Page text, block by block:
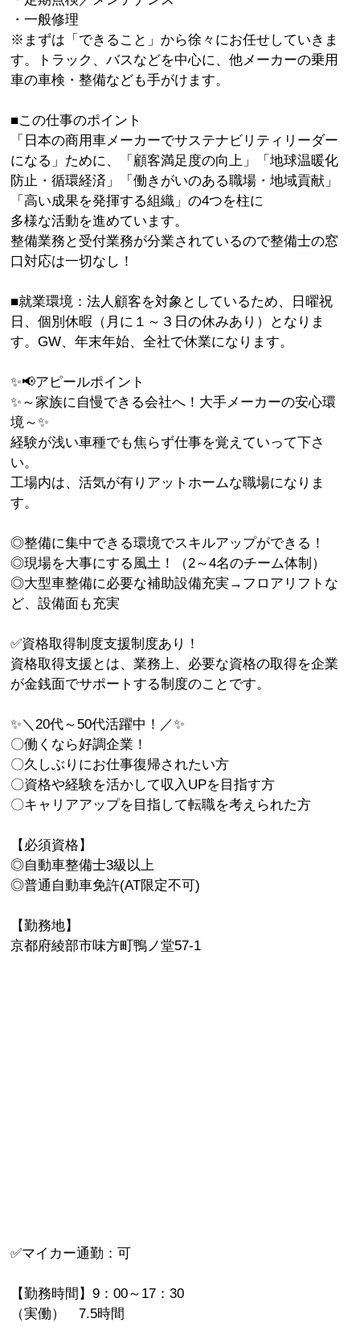
・一般修理
※まずは「できること」から徐々にお任せしていきま
す。トラック、バスなどを中心に、他メーカーの乗用
車の車検・整備なども手がけます。
■この仕事のポイント
「日本の商用車メーカーでサステナビリティリーダー
になる」ために、「顧客満足度の向上」「地球温暖化
防止・循環経済」「働きがいのある職場・地域貢献」
「高い成果を発揮する組織」の4つを柱に
多様な活動を進めています。
整備業務と受付業務が分業されているので整備士の窓
口対応は一切なし！
■就業環境：法人顧客を対象としているため、日曜祝
日、個別休暇（月に１～３日の休みあり）となりま
す。GW、年末年始、全社で休業になります。
✨📢アピールポイント
✨～家族に自慢できる会社へ！大手メーカーの安心環
境～✨
経験が浅い車種でも焦らず仕事を覚えていって下さ
い。
工場内は、活気が有りアットホームな職場になりま
す。
◎整備に集中できる環境でスキルアップができる！
◎現場を大事にする風土！（2～4名のチーム体制）
◎大型車整備に必要な補助設備充実→フロアリフトな
ど、設備面も充実
✅資格取得制度支援制度あり！
資格取得支援とは、業務上、必要な資格の取得を企業
が金銭面でサポートする制度のことです。
✨＼20代～50代活躍中！／✨
〇働くなら好調企業！
〇久しぶりにお仕事復帰されたい方
〇資格や経験を活かして収入UPを目指す方
〇キャリアアップを目指して転職を考えられた方
【必須資格】
◎自動車整備士3級以上
◎普通自動車免許(AT限定不可)
【勤務地】
京都府綾部市味方町鴨ノ堂57-1
✅マイカー通勤：可
【勤務時間】9：00～17：30
（実働） 7.5時間